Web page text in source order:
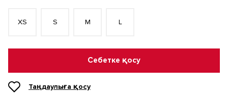
XS S M L
Себетке қосу
Таңдаулыға қосу